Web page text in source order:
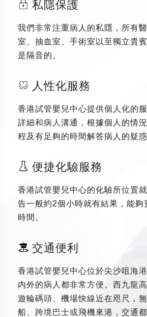
私隱保護
我們非常注重病人的私隱，所有
室、抽血室、手術室以至獨立貴
是隔音的。
人性化服務
香港試管嬰兒中心提供個人化的
詳細和病人溝通，根據個人的情
程及有足夠的時間解答病人的疑惑
便捷化驗服務
香港試管嬰兒中心的化驗所位置
告一般約2個小時就有結果，能夠
時間。
交通便利
香港試管嬰兒中心位於尖沙咀海
内外的病人都非常方便。西九龍
遊輪碼頭、機場快線近在咫尺，
船、跨境巴士或飛機來港，交通都